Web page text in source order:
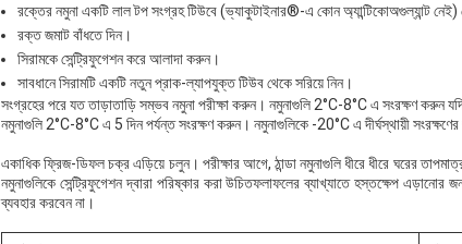
রক্তের নমুনা একটি লাল টপ সংগ্রহ টিউবে (ভ্যাকুটাইনার®-এ কোন অ্যান্টিকোঅগুল্যান্ট
রক্ত জমাট বাঁধতে দিন।
সিরামকে সেন্ট্রিফুগেশন করে আলাদা করুন।
সাবধানে সিরামটি একটি নতুন প্রাক-ল্যাপযুক্ত টিউব থেকে সরিয়ে নিন।
সংগ্রহের পরে যত তাড়াতাড়ি সম্ভব নমুনা পরীক্ষা করুন। নমুনাগুলি 2°C-8°C এ সংরক্ষণ করুন যদি
নমুনাগুলি 2°C-8°C এ 5 দিন পর্যন্ত সংরক্ষণ করুন। নমুনাগুলিকে -20°C এ দীর্ঘস্থায়ী
একাধিক ফ্রিজ-ডিফল চক্র এড়িয়ে চলুন। পরীক্ষার আগে, ঠান্ডা নমুনাগুলি ধীরে ধীরে ঘরের
নমুনাগুলিকে সেন্ট্রিফুগেশন দ্বারা পরিষ্কার করা উচিতফলাফলের ব্যাখ্যাতে হস্তক্ষেপ
ব্যবহার করবেন না।